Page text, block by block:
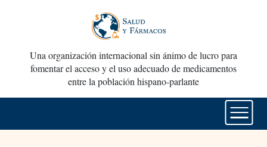
Una organización internacional sin ánimo de lucro para
fomentar el acceso y el uso adecuado de medicamentos
entre la población hispano-parlante